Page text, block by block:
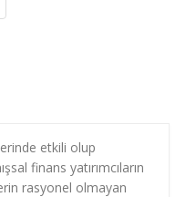
etkili olup
finans yatırımcıların
rasyonel olmayan